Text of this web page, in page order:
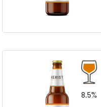
8.5%